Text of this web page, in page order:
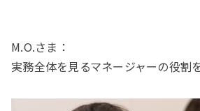
M.O.さま：
実務全体を見るマネージャーの役割